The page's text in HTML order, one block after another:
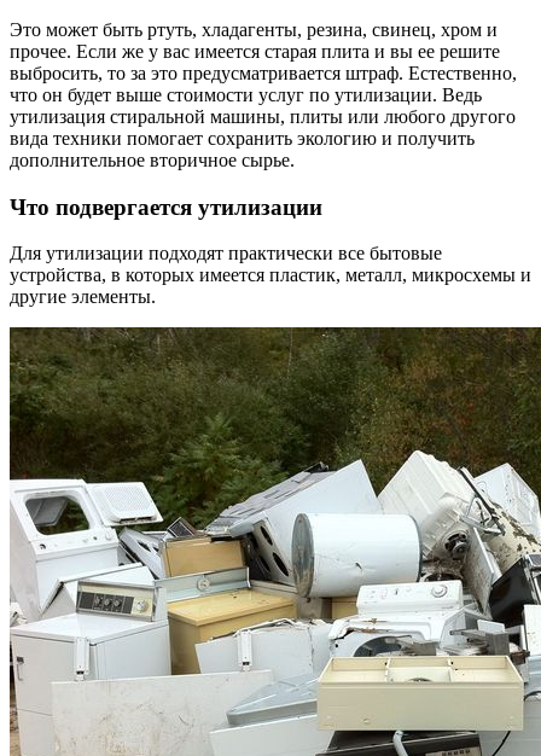
Это может быть ртуть, хладагенты, резина, свинец, хром и
прочее. Если же у вас имеется старая плита и вы ее решите
выбросить, то за это предусматривается штраф. Естественно,
что он будет выше стоимости услуг по утилизации. Ведь
утилизация стиральной машины, плиты или любого другого
вида техники помогает сохранить экологию и получить
дополнительное вторичное сырье.
Что подвергается утилизации
Для утилизации подходят практически все бытовые
устройства, в которых имеется пластик, металл, микросхемы и
другие элементы.